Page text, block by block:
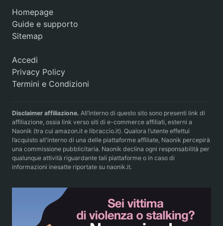
Homepage
Guide e supporto
Sitemap
Accedi
Privacy Policy
Termini e Condizioni